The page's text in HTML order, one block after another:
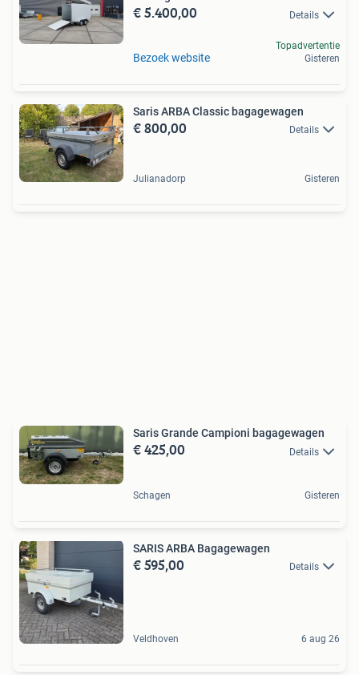
€ 5.400,00 Details
Bezoek website
Topadvertentie
Gisteren
Saris ARBA Classic bagagewagen
€ 800,00 Details
Julianadorp Gisteren
Saris Grande Campioni bagagewagen
€ 425,00 Details
Schagen Gisteren
SARIS ARBA Bagagewagen
€ 595,00 Details
Veldhoven 6 aug 26